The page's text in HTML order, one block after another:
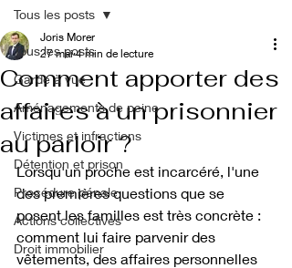
Tous les posts
Garde à vue
Aménagements de peine
Victimes et infractions
Détention et prison
Procédure pénale
Actions collectives
Droit immobilier
Tous les posts
Comment apporter des
affaires à un prisonnier
au parloir ?
Joris Morer
27 mai 4 min de lecture
Lorsqu'un proche est incarcéré, l'une
des premières questions que se
posent les familles est très concrète :
comment lui faire parvenir des
vêtements, des affaires personnelles